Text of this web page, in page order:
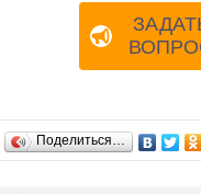
Поделиться…